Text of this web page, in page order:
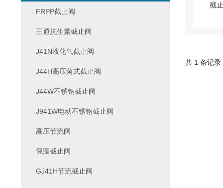
共 1 条记
FRPP截止阀
三通抗生素截止阀
J41N液化气截止阀
J44H高压角式截止阀
J44W不锈钢截止阀
J941W电动不锈钢截止阀
高压节流阀
保温截止阀
GJ41H节流截止阀